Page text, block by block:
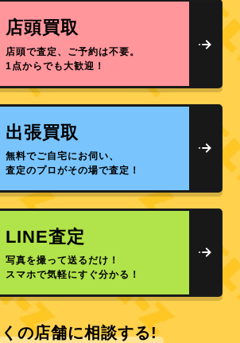
店頭買取
店頭で査定、ご予約は不要。
1点からでも大歓迎！
出張買取
無料でご自宅にお伺い、
査定のプロがその場で査定！
LINE査定
写真を撮って送るだけ！
スマホで気軽にすぐ分かる！
の店舗に相談する!